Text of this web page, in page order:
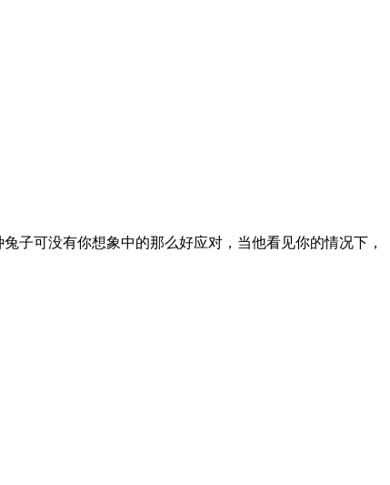
子可没有你想象中的那么好应对，当他看见你的情况下，